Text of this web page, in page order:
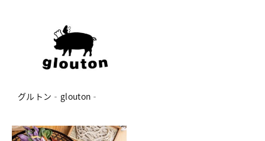
グルトン‐glouton‐